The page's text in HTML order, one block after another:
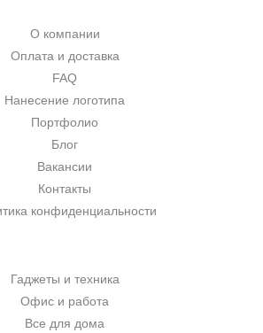
О компании
Оплата и доставка
FAQ
Нанесение логотипа
Портфолио
Блог
Вакансии
Контакты
конфиденциальности
Гаджеты и техника
Офис и работа
Все для дома